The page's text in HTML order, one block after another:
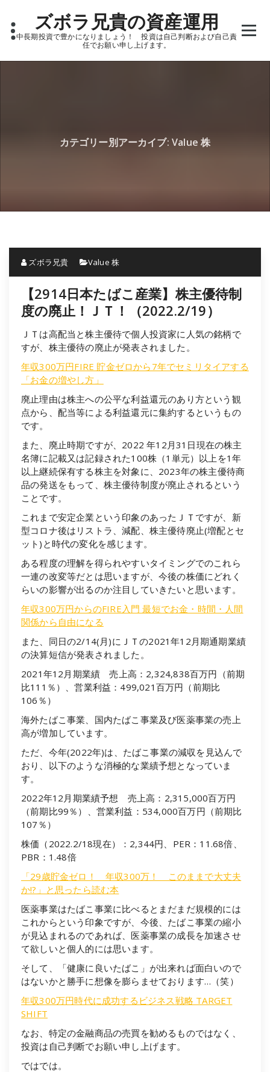
content ズボラ兄貴の資産運用
中長期投資で豊かになりましょう！ 投資は自己判断および自己責
任でお願い申し上げます。
カテゴリー別アーカイブ: Value 株
ズボラ兄貴 Value 株
【2914日本たばこ産業】株主優待制
度の廃止！ＪＴ！（2022.2/19）
ＪＴは高配当と株主優待で個人投資家に人気の銘柄で
すが、株主優待の廃止が発表されました。
年収300万円FIRE 貯金ゼロから7年でセミリタイアする
「お金の増やし方」
廃止理由は株主への公平な利益還元のあり方という観
点から、配当等による利益還元に集約するというもの
です。
また、廃止時期ですが、2022 年12月31日現在の株主
名簿に記載又は記録された100株（1単元）以上を1年
以上継続保有する株主を対象に、2023年の株主優待商
品の発送をもって、株主優待制度が廃止されるという
ことです。
これまで安定企業という印象のあったＪＴですが、新
型コロナ後はリストラ、減配、株主優待廃止(増配とセ
ット)と時代の変化を感じます。
ある程度の理解を得られやすいタイミングでのこれら
一連の改変等だとは思いますが、今後の株価にどれく
らいの影響が出るのか注目していきたいと思います。
年収300万円からのFIRE入門 最短でお金・時間・人間
関係から自由になる
また、同日の2/14(月)にＪＴの2021年12月期通期業績
の決算短信が発表されました。
2021年12月期業績 売上高：2,324,838百万円（前期
比111％）、営業利益：499,021百万円（前期比
106％）
海外たばこ事業、国内たばこ事業及び医薬事業の売上
高が増加しています。
ただ、今年(2022年)は、たばこ事業の減収を見込んで
おり、以下のような消極的な業績予想となっていま
す。
2022年12月期業績予想 売上高：2,315,000百万円
（前期比99％）、営業利益：534,000百万円（前期比
107％）
株価（2022.2/18現在）：2,344円、PER：11.68倍、
PBR：1.48倍
「29歳貯金ゼロ！ 年収300万！ このままで大丈夫
か!?」と思ったら読む本
医薬事業はたばこ事業に比べるとまだまだ規模的には
これからという印象ですが、今後、たばこ事業の縮小
が見込まれるのであれば、医薬事業の成長を加速させ
て欲しいと個人的には思います。
そして、「健康に良いたばこ」が出来れば面白いので
はないかと勝手に想像を膨らませております…（笑）
年収300万円時代に成功するビジネス戦略 TARGET
SHIFT
なお、特定の金融商品の売買を勧めるものではなく、
投資は自己判断でお願い申し上げます。
ではでは。